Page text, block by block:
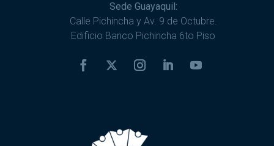
Sede Guayaquil:
Calle Pichincha y Av. 9 de Octubre.
Edificio Banco Pichincha 6to Piso